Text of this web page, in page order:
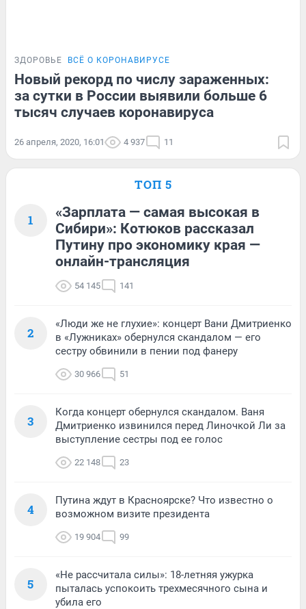
ЗДОРОВЬЕ ВСЁ О КОРОНАВИРУСЕ
Новый рекорд по числу зараженных:
за сутки в России выявили больше 6
тысяч случаев коронавируса
26 апреля, 2020, 16:01 4 937 11
ТОП 5
1
«Зарплата — самая высокая в
Сибири»: Котюков рассказал
Путину про экономику края —
онлайн-трансляция
54 145 141
2
«Люди же не глухие»: концерт Вани Дмитриенко
в «Лужниках» обернулся скандалом — его
сестру обвинили в пении под фанеру
30 966 51
3
Когда концерт обернулся скандалом. Ваня
Дмитриенко извинился перед Линочкой Ли за
выступление сестры под ее голос
22 148 23
4
Путина ждут в Красноярске? Что известно о
возможном визите президента
19 904 99
5
«Не рассчитала силы»: 18-летняя ужурка
пыталась успокоить трехмесячного сына и
убила его